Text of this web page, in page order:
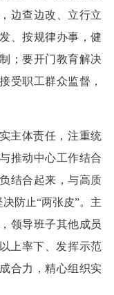
边查边改、立行立
、按规律办事，健
；要开门教育解决
受职工群众监督，
主体责任，注重统
推动中心工作结合
结合起来，与高质
防止“两张皮”。主
领导班子其他成员
上率下、发挥示范
合力，精心组织实